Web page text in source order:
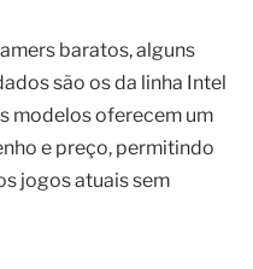
baratos, alguns
são os da linha Intel
modelos oferecem um
e preço, permitindo
jogos atuais sem